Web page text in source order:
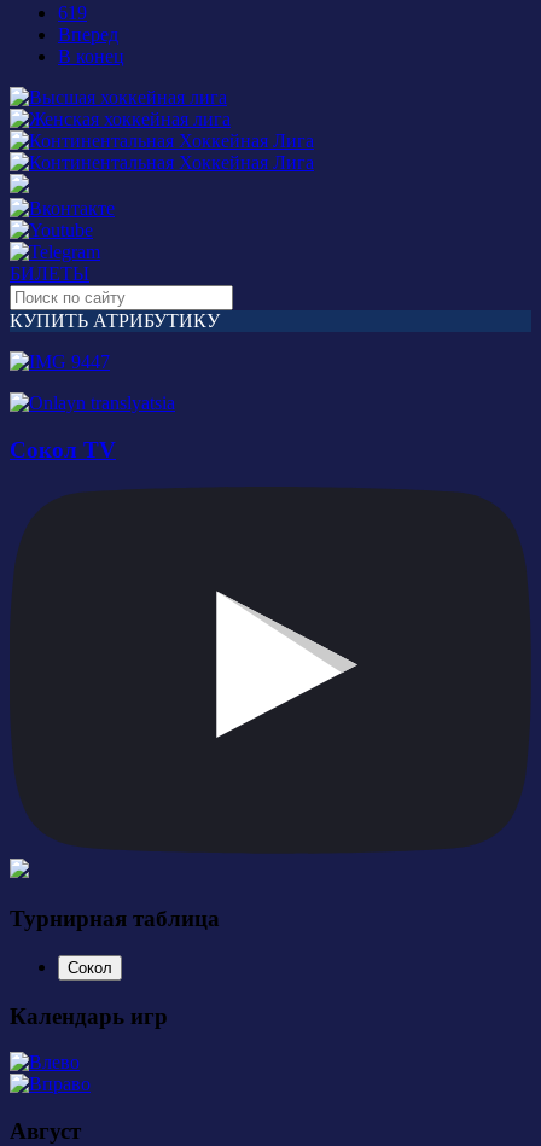
619
Вперед
В конец
БИЛЕТЫ
КУПИТЬ АТРИБУТИКУ
Сокол TV
Турнирная таблица
Сокол
Календарь игр
Август